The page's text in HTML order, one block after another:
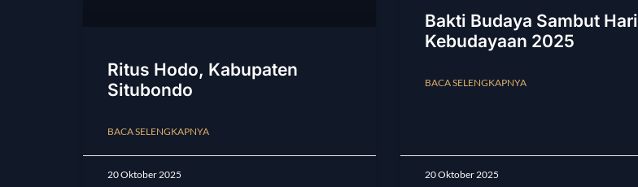
Ritus Hodo, Kabupaten
Situbondo
BACA SELENGKAPNYA
20 Oktober 2025
Bakti Budaya Sambut Hari
Kebudayaan 2025
BACA SELENGKAPNYA
20 Oktober 2025